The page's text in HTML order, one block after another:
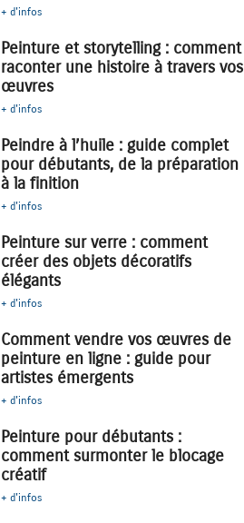
+ d'infos
Peinture et storytelling : comment
raconter une histoire à travers vos
œuvres
+ d'infos
Peindre à l’huile : guide complet
pour débutants, de la préparation
à la finition
+ d'infos
Peinture sur verre : comment
créer des objets décoratifs
élégants
+ d'infos
Comment vendre vos œuvres de
peinture en ligne : guide pour
artistes émergents
+ d'infos
Peinture pour débutants :
comment surmonter le blocage
créatif
+ d'infos